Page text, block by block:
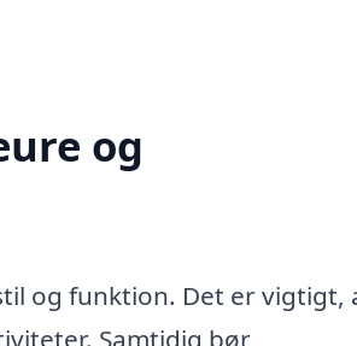
og
og funktion. Det er vigtigt,